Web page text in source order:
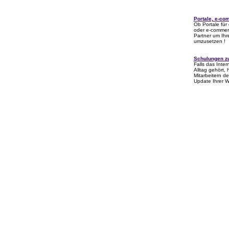
Portale, e-
Ob Portale für
oder e-
Partner um
umzusetzen !
Schulungen
Falls das
Alltag gehört,
Mitarbeitern
Update Ihrer